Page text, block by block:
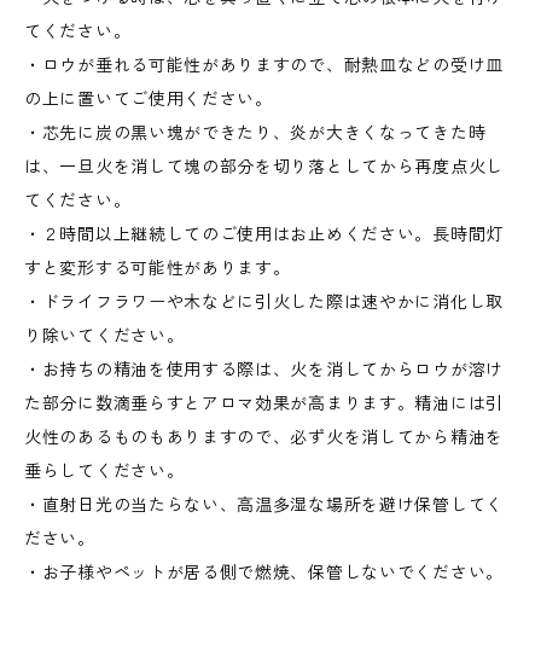
てください。
・ロウが垂れる可能性がありますので、耐熱皿などの受け皿
の上に置いてご使用ください。
・芯先に炭の黒い塊ができたり、炎が大きくなってきた時
は、一旦火を消して塊の部分を切り落としてから再度点火し
てください。
・２時間以上継続してのご使用はお止めください。長時間灯
すと変形する可能性があります。
・ドライフラワーや木などに引火した際は速やかに消化し取
り除いてください。
・お持ちの精油を使用する際は、火を消してからロウが溶け
た部分に数滴垂らすとアロマ効果が高まります。精油には引
火性のあるものもありますので、必ず火を消してから精油を
垂らしてください。
・直射日光の当たらない、高温多湿な場所を避け保管してく
ださい。
・お子様やペットが居る側で燃焼、保管しないでください。